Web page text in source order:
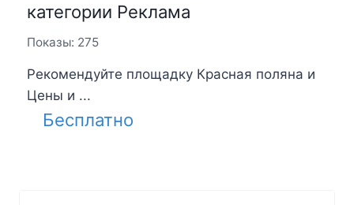
категории Реклама
Показы: 275
Рекомендуйте площадку Красная поляна и
Цены и ...
Бесплатно